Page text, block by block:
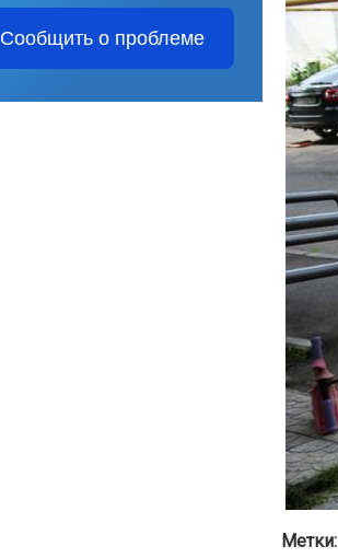
Сообщить о проблеме
Метки: